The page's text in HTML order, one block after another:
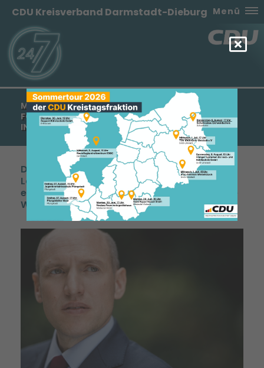
CDU Kreisverband Darmstadt-Dieburg Menü
MANFRED PENTZ MDL: MÜNSTER ERHÄLT EINE
FÖRDERUNG ÜBER 732.000 € ZUR
INNENSTADTENTWICKLUNG
Die Stadt Münster erhält über das Bund-
Land-Förderprogramm „Lebendige Zentren“
eine Förderung in Höhe von 732.000 € für die
Weiterentwicklung ihres Stadtzentrums.